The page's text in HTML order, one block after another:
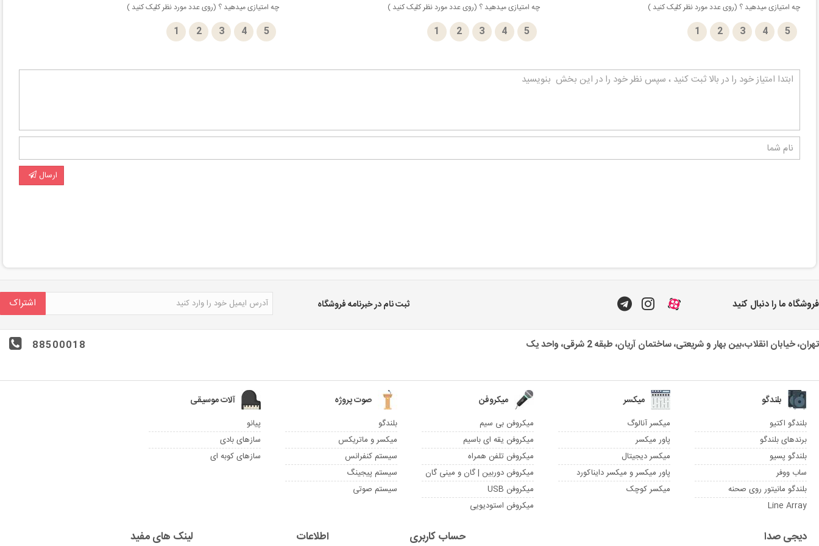
چه امتیازی میدهید ؟ (روی عدد مورد نظر کلیک کنید )
1 2 3 4 5
چه امتیازی میدهید ؟ (روی عدد مورد نظر کلیک کنید )
1 2 3 4 5
چه امتیازی میدهید ؟ (روی عدد مورد نظر کلیک کنید )
1 2 3 4 5
ارسال
فروشگاه ما را دنبال کنید ثبت نام در خبرنامه فروشگاه اشتراک
تهران، خیابان انقلاب،بین بهار و شریعتی، ساختمان آریان، طبقه 2 شرقی، واحد یک 88500018
بلندگو
بلندگو اکتیو
برندهای بلندگو
بلندگو پسیو
ساب ووفر
بلندگو مانیتور روی صحنه
Line Array
میکسر
میکسر آنالوگ
پاور میکسر
میکسر دیجیتال
پاور میکسر و میکسر دایناکورد
میکسر کوچک
میکروفن
میکروفن بی سیم
میکروفن یقه ای باسیم
میکروفن تلفن همراه
میکروفن دوربین | گان و مینی گان
میکروفن USB
میکروفن استودیویی
صوت پروژه
بلندگو
میکسر و ماتریکس
سیستم کنفرانس
سیستم پیجینگ
سیستم صوتی
آلات موسیقی
پیانو
سازهای بادی
سازهای کوبه ای
دیجی صدا حساب کاربری اطلاعات لینک های مفید